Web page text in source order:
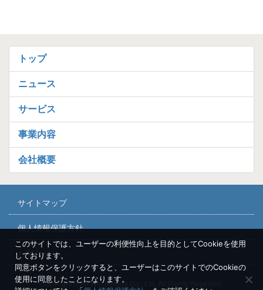
トップ
ニュース
サービス
事業内容
会社概要
サイトマップ
個人情報保護方針
お問合せ
Copyright © All Win System Co., Ltd. All Rights Reserved.
このサイトでは、ユーザーの利便性向上を目的としてCookieを使用
しております。
同意ボタンをクリックすると、ユーザーはこのサイトでのCookieの
使用に同意したことになります。